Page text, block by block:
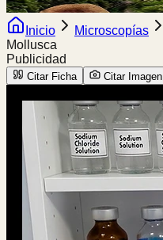
Inicio Microscopías
Mollusca
Publicidad
Citar Ficha Citar Imagen